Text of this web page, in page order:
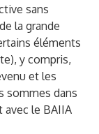
sans
la grande
éléments
y compris,
et les
sommes dans
avec le BAIIA